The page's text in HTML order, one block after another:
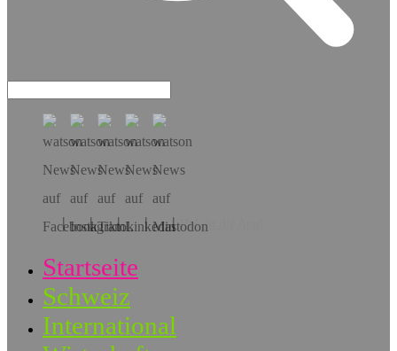
Hol dir die App!
Startseite
Schweiz
International